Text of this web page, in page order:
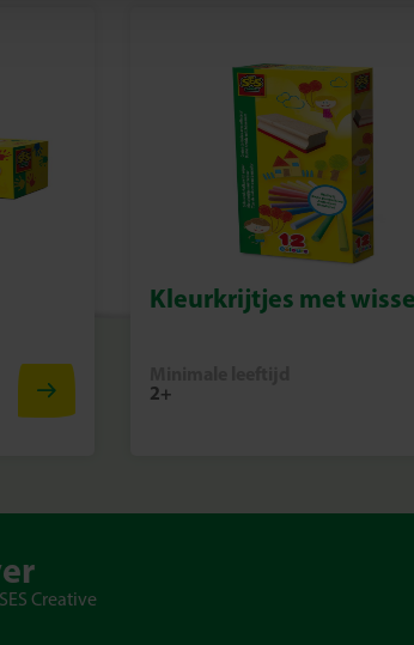
Maak zelf de vrolijkste
Kleurkrijtjes met
2+
Creative